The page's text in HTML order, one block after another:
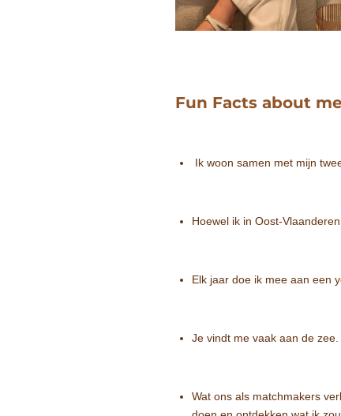
Fun Facts about
Ik woon samen met mijn
Hoewel ik in Oost-
Elk jaar doe ik mee aan een
Je vindt me vaak aan de
Wat ons als matchmakers